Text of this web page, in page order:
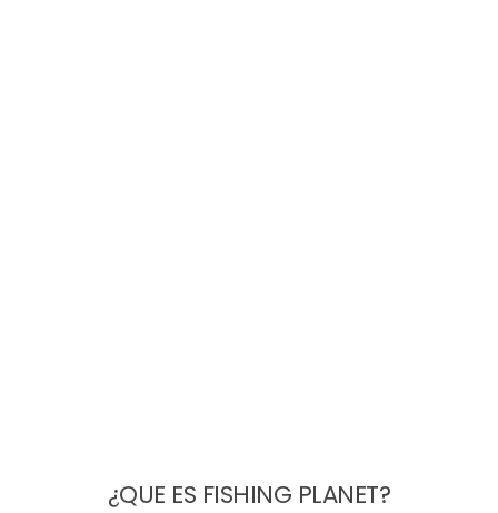
¿QUE ES FISHING PLANET?